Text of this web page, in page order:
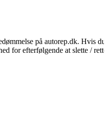
på autorep.dk. Hvis du
for efterfølgende at slette /